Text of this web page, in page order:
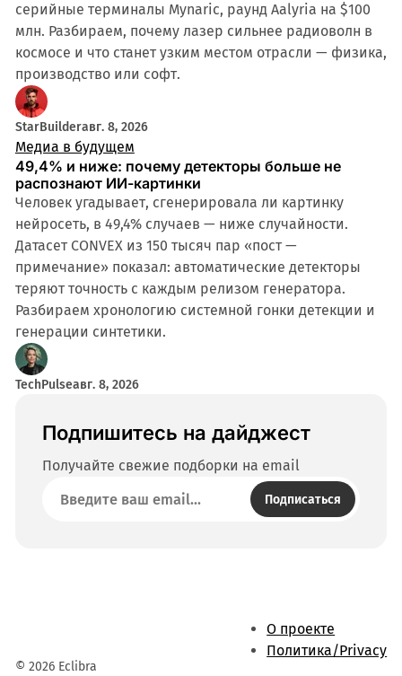
серийные терминалы Mynaric, раунд Aalyria на $100
млн. Разбираем, почему лазер сильнее радиоволн в
космосе и что станет узким местом отрасли — физика,
производство или софт.
StarBuilderавг. 8, 2026
Медиа в будущем
49,4% и ниже: почему детекторы больше не
распознают ИИ-картинки
Человек угадывает, сгенерировала ли картинку
нейросеть, в 49,4% случаев — ниже случайности.
Датасет CONVEX из 150 тысяч пар «пост —
примечание» показал: автоматические детекторы
теряют точность с каждым релизом генератора.
Разбираем хронологию системной гонки детекции и
генерации синтетики.
TechPulseавг. 8, 2026
Подпишитесь на дайджест
Получайте свежие подборки на email
Подписаться
© 2026 Eclibra
О проекте
Политика/Privacy